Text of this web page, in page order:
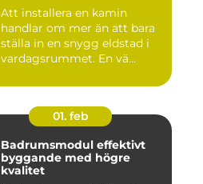
Att installera en kamin
handlar om mer än att bara
ställa in en snygg eldstad i
vardagsrummet. En vä...
01. feb
Badrumsmodul effektivt
byggande med högre
kvalitet